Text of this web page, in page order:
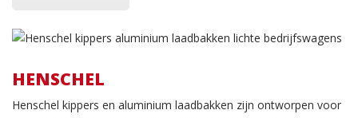
HENSCHEL
Henschel kippers en aluminium laadbakken zijn ontworpen voor